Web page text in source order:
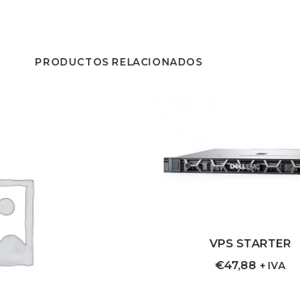
PRODUCTOS RELACIONADOS
VPS STARTER
€47,88 + IVA